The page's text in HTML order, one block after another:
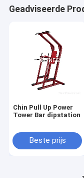
Geadviseerde
Chin Pull Up Power
Tower Bar dipstation
Beste prijs